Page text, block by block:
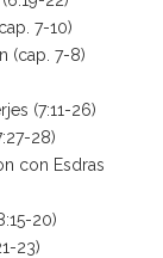
7-10)
(cap. 7-8)
(7:11-26)
28)
con Esdras
20)
23)